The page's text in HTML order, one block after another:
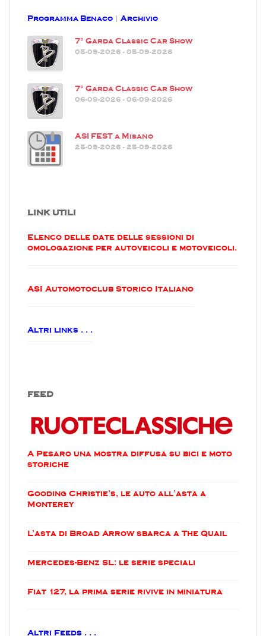
Programma Benaco | Archivio
7° Garda Classic Car Show
05-09-2026 - 05-09-2026
7° Garda Classic Car Show
06-09-2026 - 06-09-2026
ASI FEST a Misano
25-09-2026 - 25-09-2026
LINK UTILI
Elenco delle date delle sessioni di
omologazione per autoveicoli e motoveicoli.
ASI Automotoclub Storico Italiano
Altri links . . .
FEED
A Pesaro una mostra diffusa su bici e moto
storiche
Gooding Christie’s, le auto all’asta a
Monterey
L’asta di Broad Arrow sbarca a The Quail
Mercedes-Benz SL: le serie speciali
Fiat 127, la prima serie rivive in miniatura
Altri Feeds . . .